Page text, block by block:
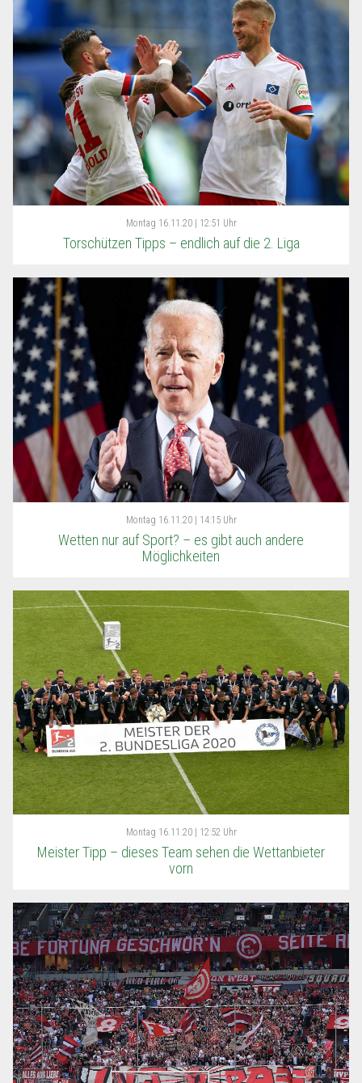
Montag 16.11.20 | 12:51 Uhr
Torschützen Tipps – endlich auf die 2. Liga
Montag 16.11.20 | 14:15 Uhr
Wetten nur auf Sport? – es gibt auch andere
Möglichkeiten
Montag 16.11.20 | 12:52 Uhr
Meister Tipp – dieses Team sehen die Wettanbieter
vorn